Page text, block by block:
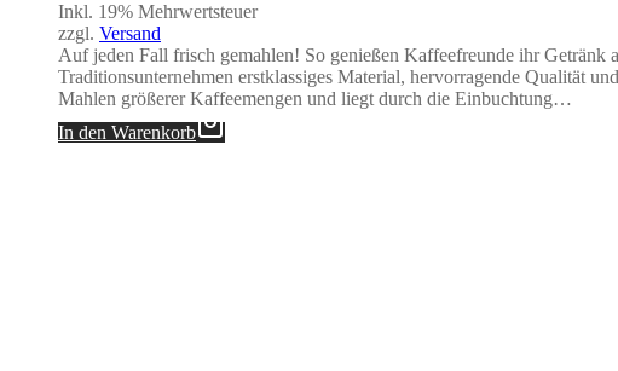
Inkl. 19% Mehrwertsteuer
zzgl. Versand
Auf jeden Fall frisch gemahlen! So genießen Kaffeefreunde ihr
Traditionsunternehmen erstklassiges Material, hervorragende Qualität
Mahlen größerer Kaffeemengen und liegt durch die Einbuchtung…
In den Warenkorb